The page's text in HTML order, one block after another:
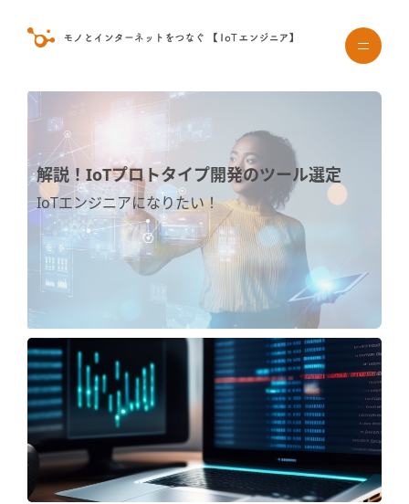
解説！IoTプロトタイプ開発のツール選定
IoTエンジニアになりたい！